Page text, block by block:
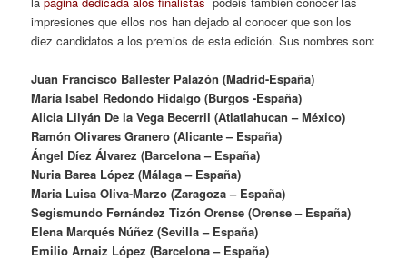
impresiones que ellos nos han dejado al conocer que son los
diez candidatos a los premios de esta edición. Sus nombres son:
Juan Francisco Ballester Palazón (Madrid-España)
María Isabel Redondo Hidalgo (Burgos -España)
Alicia Lilyán De la Vega Becerril (Atlatlahucan – México)
Ramón Olivares Granero (Alicante – España)
Ángel Díez Álvarez (Barcelona – España)
Nuria Barea López (Málaga – España)
Maria Luisa Oliva-Marzo (Zaragoza – España)
Segismundo Fernández Tizón Orense (Orense – España)
Elena Marqués Núñez (Sevilla – España)
Emilio Arnaiz López (Barcelona – España)